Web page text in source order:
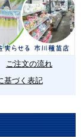
ご注文の流れ
基づく表記